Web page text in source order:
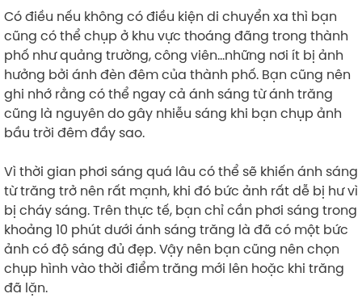
Có điều nếu không có điều kiện di chuyển xa thì bạn
cũng có thể chụp ở khu vực thoáng đãng trong thành
phố như quảng trường, công viên…những nơi ít bị ảnh
hưởng bởi ánh đèn đêm của thành phố. Bạn cũng nên
ghi nhớ rằng có thể ngay cả ánh sáng từ ánh trăng
cũng là nguyên do gây nhiễu sáng khi bạn chụp ảnh
bầu trời đêm đầy sao.
Vì thời gian phơi sáng quá lâu có thể sẽ khiến ánh sáng
từ trăng trở nên rất mạnh, khi đó bức ảnh rất dễ bị hư vì
bị cháy sáng. Trên thực tế, bạn chỉ cần phơi sáng trong
khoảng 10 phút dưới ánh sáng trăng là đã có một bức
ảnh có độ sáng đủ đẹp. Vậy nên bạn cũng nên chọn
chụp hình vào thời điểm trăng mới lên hoặc khi trăng
đã lặn.